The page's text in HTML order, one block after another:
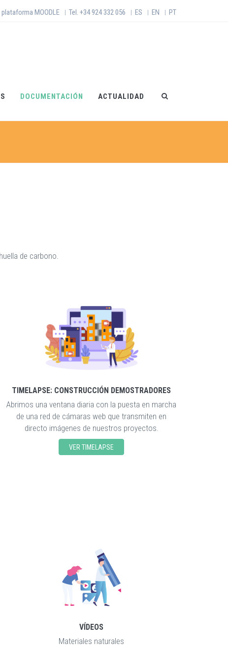
MOODLE | Tel. +34 924 332 056 | ES | EN | PT
DOCUMENTACIÓN ACTUALIDAD
de carbono.
TIMELAPSE: CONSTRUCCIÓN DEMOSTRADORES
Abrimos una ventana diaria con la puesta en marcha
de una red de cámaras web que transmiten en
directo imágenes de nuestros proyectos.
VER TIMELAPSE
VÍDEOS
Materiales naturales